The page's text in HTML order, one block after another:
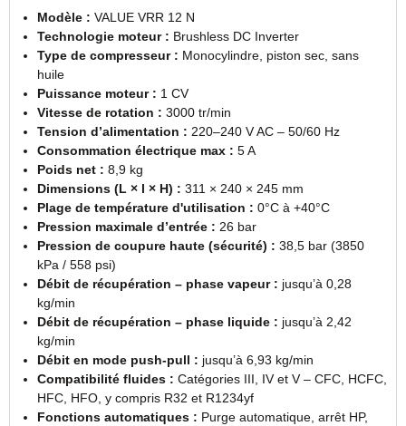
Modèle : VALUE VRR 12 N
Technologie moteur : Brushless DC Inverter
Type de compresseur : Monocylindre, piston sec, sans
huile
Puissance moteur : 1 CV
Vitesse de rotation : 3000 tr/min
Tension d’alimentation : 220–240 V AC – 50/60 Hz
Consommation électrique max : 5 A
Poids net : 8,9 kg
Dimensions (L × l × H) : 311 × 240 × 245 mm
Plage de température d'utilisation : 0°C à +40°C
Pression maximale d’entrée : 26 bar
Pression de coupure haute (sécurité) : 38,5 bar (3850
kPa / 558 psi)
Débit de récupération – phase vapeur : jusqu’à 0,28
kg/min
Débit de récupération – phase liquide : jusqu’à 2,42
kg/min
Débit en mode push-pull : jusqu’à 6,93 kg/min
Compatibilité fluides : Catégories III, IV et V – CFC, HCFC,
HFC, HFO, y compris R32 et R1234yf
Fonctions automatiques : Purge automatique, arrêt HP,